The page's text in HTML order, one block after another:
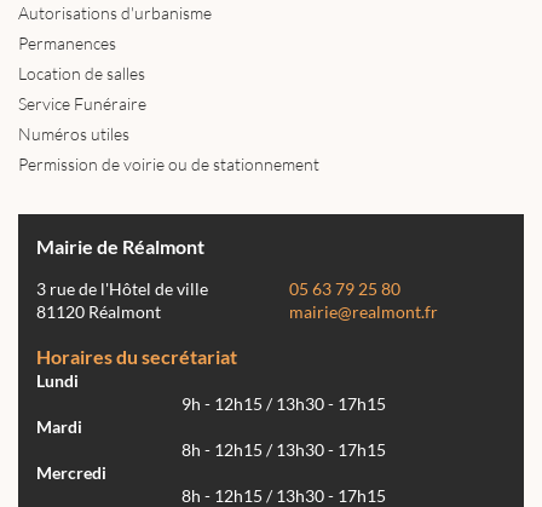
Autorisations d'urbanisme
Permanences
Location de salles
Service Funéraire
Numéros utiles
Permission de voirie ou de stationnement
Mairie de Réalmont
3 rue de l'Hôtel de ville
81120 Réalmont
05 63 79 25 80
mairie@realmont.fr
Horaires du secrétariat
Lundi
9h - 12h15 / 13h30 - 17h15
Mardi
8h - 12h15 / 13h30 - 17h15
Mercredi
8h - 12h15 / 13h30 - 17h15